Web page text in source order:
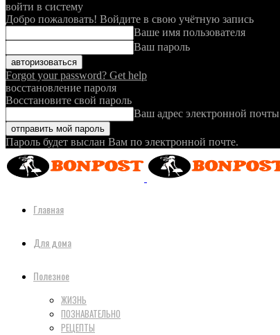
войти в систему
Добро пожаловать! Войдите в свою учётную запись
Ваше имя пользователя
Ваш пароль
Forgot your password? Get help
восстановление пароля
Восстановите свой пароль
Ваш адрес электронной почты
Пароль будет выслан Вам по электронной почте.
Главная
Для дома
Полезное
ЖИЗНЬ
ПОЗНАВАТЕЛЬНО
РЕЦЕПТЫ